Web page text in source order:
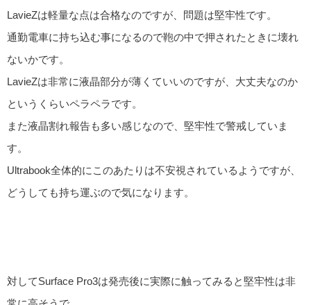
LavieZは軽量な点は合格なのですが、問題は堅牢性です。
通勤電車に持ち込む事になるので鞄の中で押されたときに壊れ
ないかです。
LavieZは非常に液晶部分が薄くていいのですが、大丈夫なのか
というくらいペラペラです。
また液晶割れ報告も多い感じなので、堅牢性で警戒していま
す。
Ultrabook全体的にこのあたりは不安視されているようですが、
どうしても持ち運ぶので気になります。
対してSurface Pro3は発売後に実際に触ってみると堅牢性は非